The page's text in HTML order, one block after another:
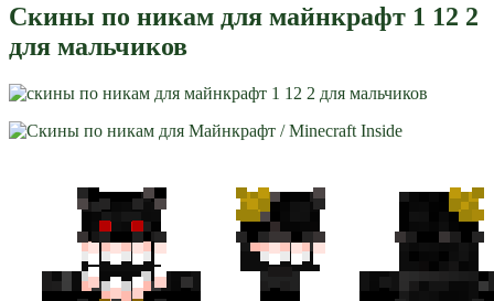
Скины по никам для майнкрафт 1 12 2
для мальчиков